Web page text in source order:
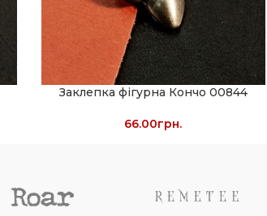
Заклепка фігурна Кончо 00844
66.00грн.